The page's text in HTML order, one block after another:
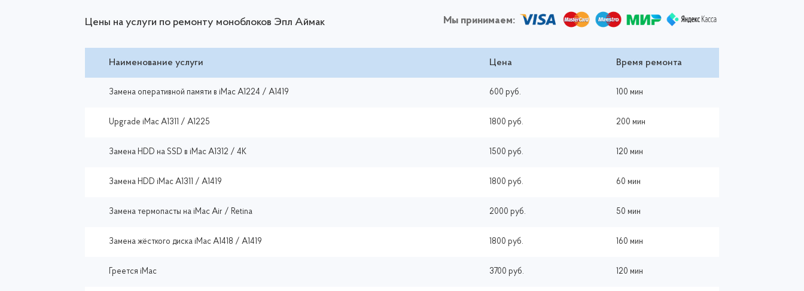
Мы принимаем:
Цены на услуги по ремонту моноблоков Эпл Аймак
Наименование услуги Цена Время ремонта
Замена оперативной памяти в iMac A1224 / A1419 600 руб. 100 мин
Upgrade iMac A1311 / A1225 1800 руб. 200 мин
Замена HDD на SSD в iMac A1312 / 4K 1500 руб. 120 мин
Замена HDD iMac A1311 / A1419 1800 руб. 60 мин
Замена термопасты на iMac Air / Retina 2000 руб. 50 мин
Замена жёсткого диска iMac A1418 / A1419 1800 руб. 160 мин
Греется iMac 3700 руб. 120 мин